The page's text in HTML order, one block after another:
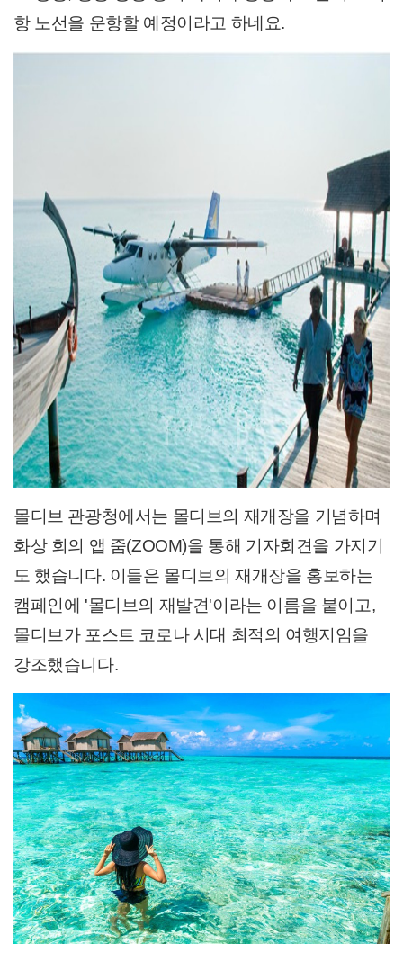
항 노선을 운항할 예정이라고 하네요.
몰디브 관광청에서는 몰디브의 재개장을 기념하며
화상 회의 앱 줌(ZOOM)을 통해 기자회견을 가지기
도 했습니다. 이들은 몰디브의 재개장을 홍보하는
캠페인에 '몰디브의 재발견'이라는 이름을 붙이고,
몰디브가 포스트 코로나 시대 최적의 여행지임을
강조했습니다.